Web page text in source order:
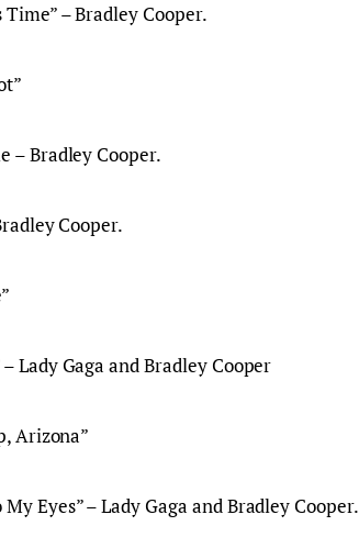
Time” – Bradley Cooper.
– Bradley Cooper.
Cooper.
– Lady Gaga and Bradley Cooper
Arizona”
My Eyes” – Lady Gaga and Bradley Cooper.